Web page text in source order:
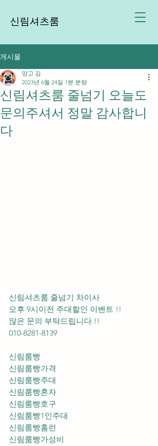
신림셔츠룸
게시물
신림셔츠룸 줄넘기 오늘도
문의주셔서 정말 감사합니
다
망고 김
2023년 6월 24일 1분 분량
신림셔츠룸 줄넘기 차이사
오후 9시이전 주대할인 이벤트 !!
많은 문의 부탁드립니다.!!
010-8281-8139
신림룸빵
신림룸빵가격
신림룸빵주대
신림룸빵혼자
신림룸빵호구
신림룸빵1인주대
신림룸빵홈런
신림룸빵가성비